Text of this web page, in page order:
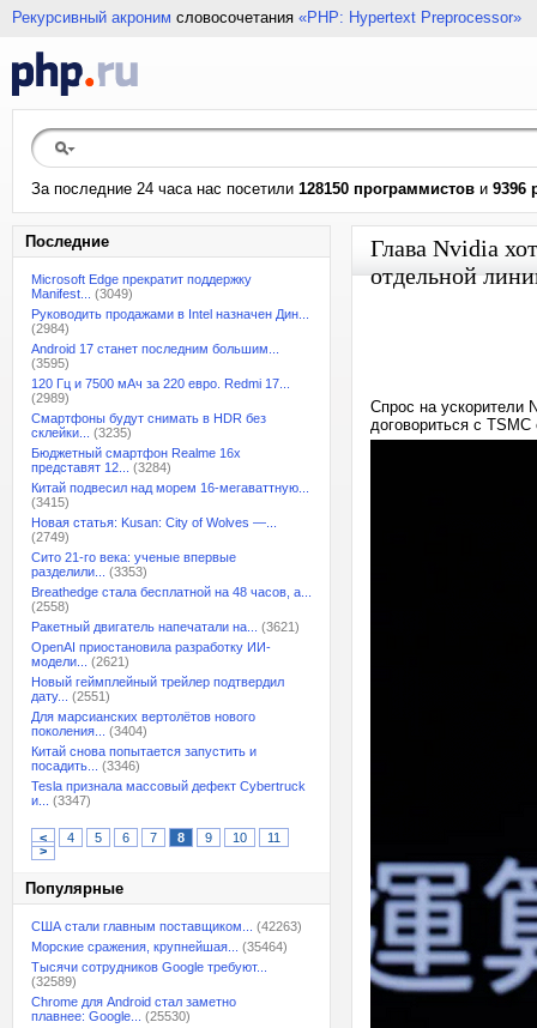
Рекурсивный акроним словосочетания «PHP: Hypertext Preprocessor»
За последние 24 часа нас посетили 128150 программистов и 9396
Последние
Microsoft Edge прекратит поддержку
Manifest...
(3049)
Руководить продажами в Intel назначен Дин...
(2984)
Android 17 станет последним большим...
(3595)
120 Гц и 7500 мАч за 220 евро. Redmi 17...
(2989)
Смартфоны будут снимать в HDR без
склейки...
(3235)
Бюджетный смартфон Realme 16x
представят 12...
(3284)
Китай подвесил над морем 16-мегаваттную...
(3415)
Новая статья: Kusan: City of Wolves —...
(2749)
Сито 21-го века: ученые впервые
разделили...
(3353)
Breathedge стала бесплатной на 48 часов, а...
(2558)
Ракетный двигатель напечатали на...
(3621)
OpenAI приостановила разработку ИИ-
модели...
(2621)
Новый геймплейный трейлер подтвердил
дату...
(2551)
Для марсианских вертолётов нового
поколения...
(3404)
Китай снова попытается запустить и
посадить...
(3346)
Tesla признала массовый дефект Cybertruck
и...
(3347)
< 4 5 6 7 8 9 10
11
>
Популярные
США стали главным поставщиком...
(42263)
Морские сражения, крупнейшая...
(35464)
Тысячи сотрудников Google требуют...
(32589)
Chrome для Android стал заметно
плавнее: Google...
(25530)
Глава Nvidia
отдельной
Спрос на ускорители
договориться с